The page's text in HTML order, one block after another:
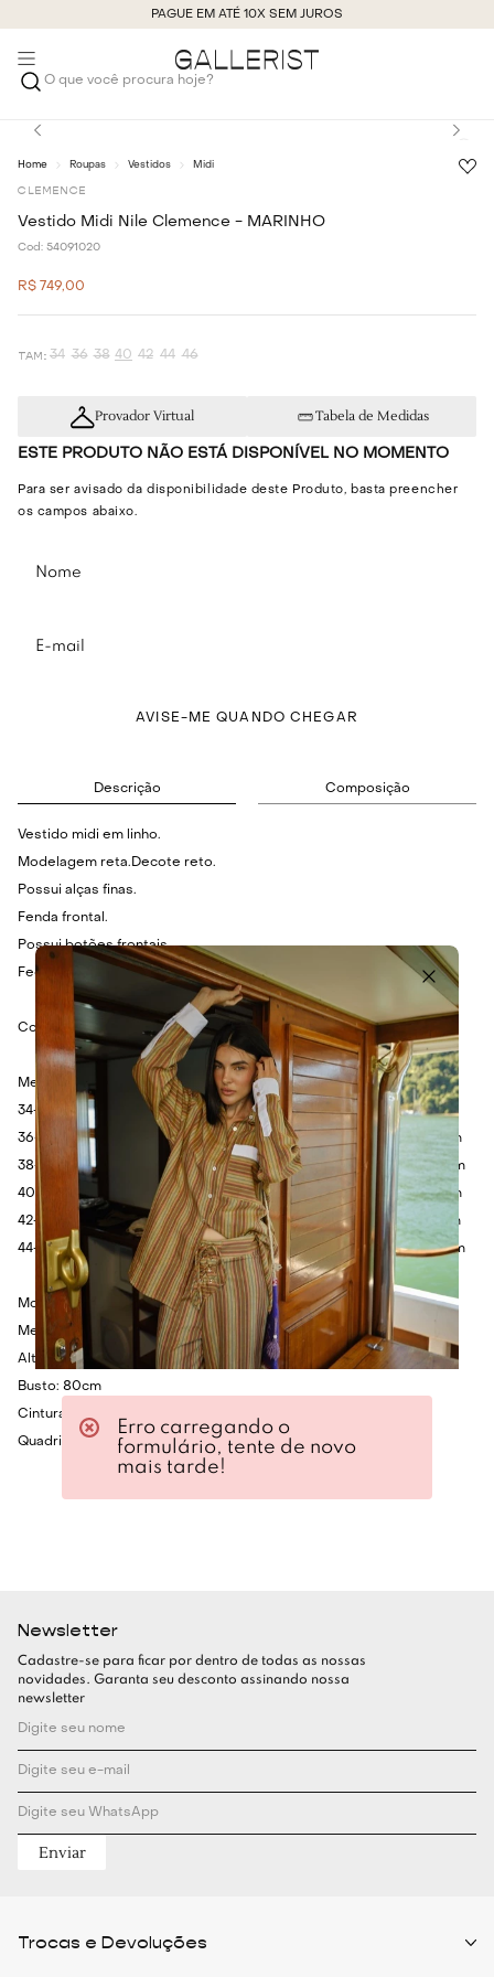
PAGUE EM ATÉ 10X SEM JUROS
O que você procura hoje?
Roupas Vestidos Midi
CLEMENCE
Vestido Midi Nile Clemence - MARINHO
Cod: 54091020
R$ 749,00
34 36 38 40 42 44 46
Provador Virtual Tabela de Medidas
ESTE PRODUTO NÃO ESTÁ DISPONÍVEL NO MOMENTO
Para ser avisado da disponibilidade deste Produto, basta preencher
os campos abaixo.
AVISE-ME QUANDO CHEGAR
Descrição Composição
Vestido midi em linho.
Modelagem reta.Decote reto.
Possui alças finas.
Fenda frontal.
Possui botões frontais.
Fechamento posterior por zíper invisível.
Composição: 52% Linho, 46% Viscose e 2% Elastano.
Medidas:
34- Busto: 82cm Cintura: 74cm Quadril: 98cm Comprimento: 111cm
36- Busto: 86cm Cintura: 78cm Quadril: 102cm Comprimento: 112cm
38- Busto: 90cm Cintura: 82cm Quadril: 106cm Comprimento: 113cm
40- Busto: 94cm Cintura: 86cm Quadril: 110cm Comprimento: 114cm
42- Busto: 98cm Cintura: 90cm Quadril: 114cm Comprimento: 115cm
44- Busto: 102cm Cintura: 94cm Quadril: 118cm Comprimento: 116cm
Modelo veste P.
Medidas da Modelo:
Altura: 1.75cm
Busto: 80cm
Cintura: 60cm
Quadril: 86cm
Newsletter
Cadastre-se para ficar por dentro de todas as nossas
novidades. Garanta seu desconto assinando nossa
newsletter
Enviar
Trocas e Devoluções
Erro carregando o
formulário, tente de novo
mais tarde!